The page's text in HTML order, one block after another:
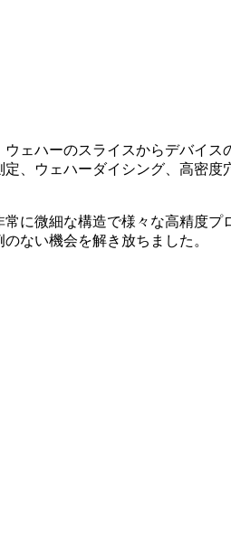
ェハーのスライスからデバイ
、ウェハーダイシング、高密
に微細な構造で様々な高精度
ない機会を解き放ちました。